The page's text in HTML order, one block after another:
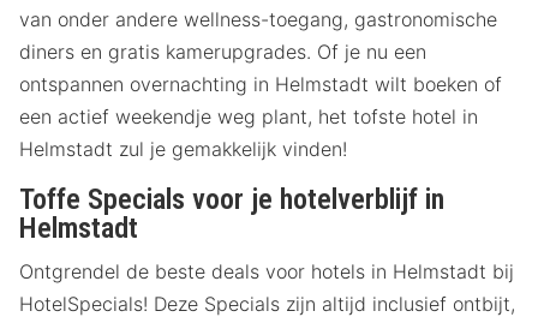
van onder andere wellness-toegang, gastronomische
diners en gratis kamerupgrades. Of je nu een
ontspannen overnachting in Helmstadt wilt boeken of
een actief weekendje weg plant, het tofste hotel in
Helmstadt zul je gemakkelijk vinden!
Toffe Specials voor je hotelverblijf in
Helmstadt
Ontgrendel de beste deals voor hotels in Helmstadt bij
HotelSpecials! Deze Specials zijn altijd inclusief ontbijt,